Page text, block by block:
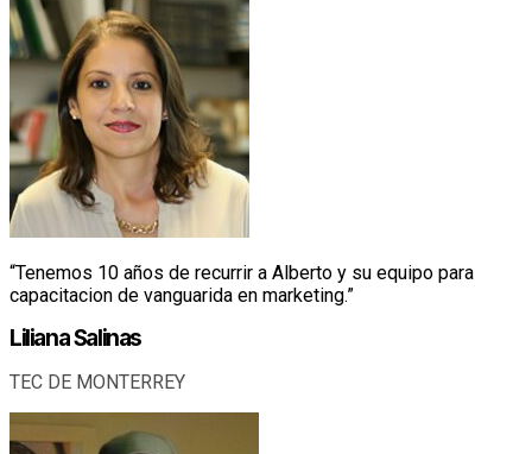
“Tenemos 10 años de recurrir a Alberto y su equipo para
capacitacion de vanguarida en marketing.”
Liliana Salinas
TEC DE MONTERREY